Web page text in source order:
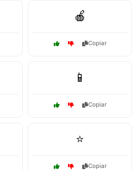
🍎
Copiar
📱
Copiar
⭐
Copiar